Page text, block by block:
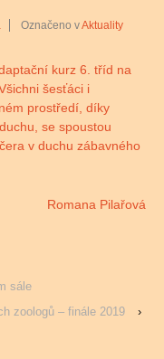
Označeno vAktuality
kurz 6. tříd na
šesťáci i
prostředí, díky
se spoustou
v duchu zábavného
Romana Pilařová
sále
zoologů – finále 2019
›